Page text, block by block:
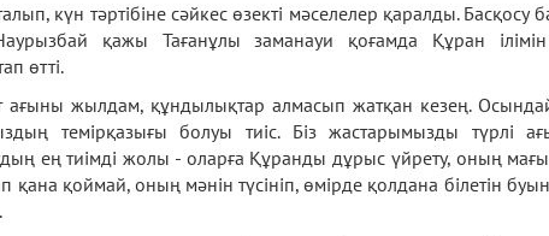
күн тәртібіне сәйкес өзекті мәселелер қаралды.
қажы Тағанұлы заманауи қоғамда Құран ілімін
өтті.
ағыны жылдам, құндылықтар алмасып жатқан кезең.
темірқазығы болуы тиіс. Біз жастарымызды түрлі
ең тиімді жолы - оларға Құранды дұрыс үйрету, оның
қана қоймай, оның мәнін түсініп, өмірде қолдана білетін